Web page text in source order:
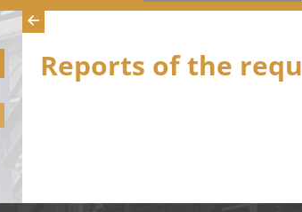
Reports of the